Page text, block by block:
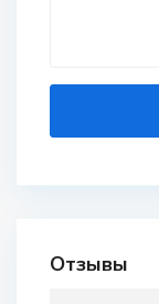
Отзывы